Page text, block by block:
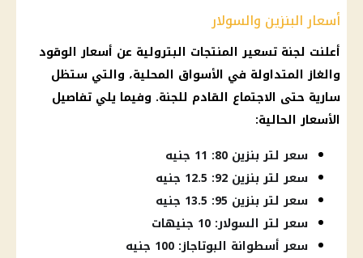
أسعار البنزين والسولار
أعلنت لجنة تسعير المنتجات البترولية عن أسعار الوقود
والغاز المتداولة في الأسواق المحلية، والتي ستظل
سارية حتى الاجتماع القادم للجنة. وفيما يلي تفاصيل
الأسعارالحالية:
سعر لتر بنزين 80: 11 جنيه
سعر لتر بنزين 92: 12.5 جنيه
سعر لتر بنزين 95: 13.5 جنيه
سعر لتر السولار: 10 جنيهات
سعر أسطوانة البوتاجاز: 100 جنيه